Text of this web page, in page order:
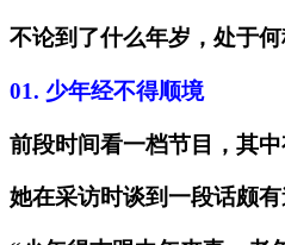
不论到了什么年岁，处于
01. 少年经不得顺境
前段时间看一档节目，其
她在采访时谈到一段话颇有